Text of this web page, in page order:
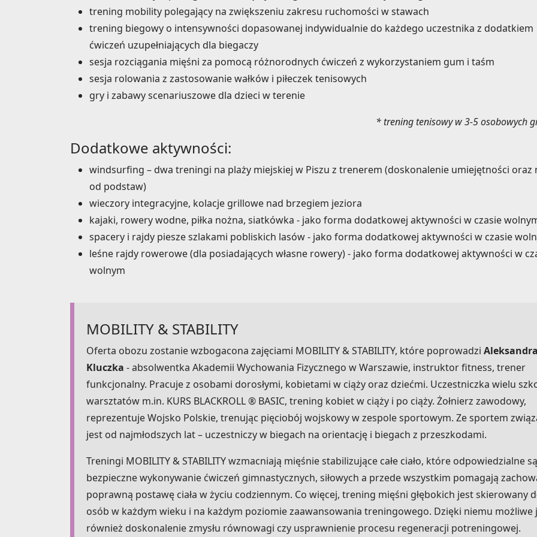
trening mobility polegający na zwiększeniu zakresu ruchomości w stawach
trening biegowy o intensywności dopasowanej indywidualnie do każdego uczestnika z dodatkiem
ćwiczeń uzupełniających dla biegaczy
sesja rozciągania mięśni za pomocą różnorodnych ćwiczeń z wykorzystaniem gum i taśm
sesja rolowania z zastosowanie wałków i piłeczek tenisowych
gry i zabawy scenariuszowe dla dzieci w terenie
* trening tenisowy w 3-5 osobowych
Dodatkowe aktywności:
windsurfing – dwa treningi na plaży miejskiej w Piszu z trenerem (doskonalenie umiejętności oraz
od podstaw)
wieczory integracyjne, kolacje grillowe nad brzegiem jeziora
kajaki, rowery wodne, piłka nożna, siatkówka - jako forma dodatkowej aktywności w czasie
spacery i rajdy piesze szlakami pobliskich lasów - jako forma dodatkowej aktywności w czasie
leśne rajdy rowerowe (dla posiadających własne rowery) - jako forma dodatkowej aktywności w
wolnym
MOBILITY & STABILITY
Oferta obozu zostanie wzbogacona zajęciami MOBILITY & STABILITY, które poprowadzi Aleksandra
Kluczka - absolwentka Akademii Wychowania Fizycznego w Warszawie, instruktor fitness, trener
funkcjonalny. Pracuje z osobami dorosłymi, kobietami w ciąży oraz dziećmi. Uczestniczka wielu
warsztatów m.in. KURS BLACKROLL ® BASIC, trening kobiet w ciąży i po ciąży. Żołnierz zawodowy,
reprezentuje Wojsko Polskie, trenując pięciobój wojskowy w zespole sportowym. Ze sportem
jest od najmłodszych lat – uczestniczy w biegach na orientację i biegach z przeszkodami.
Treningi MOBILITY & STABILITY wzmacniają mięśnie stabilizujące całe ciało, które odpowiedzialne
bezpieczne wykonywanie ćwiczeń gimnastycznych, siłowych a przede wszystkim pomagają
poprawną postawę ciała w życiu codziennym. Co więcej, trening mięśni głębokich jest skierowany
osób w każdym wieku i na każdym poziomie zaawansowania treningowego. Dzięki niemu możliwe
również doskonalenie zmysłu równowagi czy usprawnienie procesu regeneracji potreningowej.